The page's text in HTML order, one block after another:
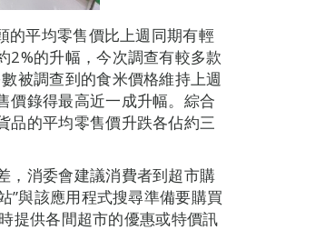
的平均零售價比上週同期有輕
2%的升幅，今次調查有較多款
被調查到的食米價格維持上週
價錄得最高近一成升幅。綜合
品的平均零售價升跌各佔約三
，消委會建議消費者到超市購
”與該應用程式搜尋準備要購買
提供各間超市的優惠或特價訊